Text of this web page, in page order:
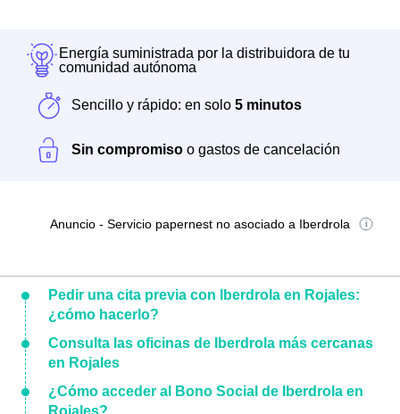
Energía suministrada por la distribuidora de tu
comunidad autónoma
Sencillo y rápido: en solo 5 minutos
Sin compromiso o gastos de cancelación
Anuncio - Servicio papernest no asociado a Iberdrola
Pedir una cita previa con Iberdrola en Rojales:
¿cómo hacerlo?
Consulta las oficinas de Iberdrola más cercanas
en Rojales
¿Cómo acceder al Bono Social de Iberdrola en
Rojales?